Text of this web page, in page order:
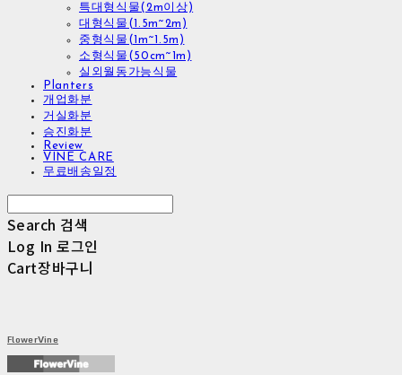
특대형식물(2m이상)
대형식물(1.5m~2m)
중형식물(1m~1.5m)
소형식물(50cm~1m)
실외월동가능식물
Planters
개업화분
거실화분
승진화분
Review
VINE CARE
무료배송일정
Search 검색
Log In 로그인
Cart장바구니
FlowerVine